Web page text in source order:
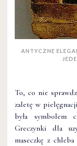
ANTYCZNE
To, co nie
zaletę w
była symbolem
Greczynki dla
maseczkę z